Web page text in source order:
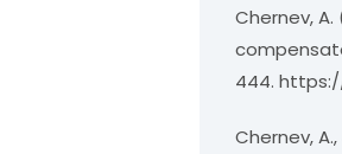
Chernev,
444.
Chernev,